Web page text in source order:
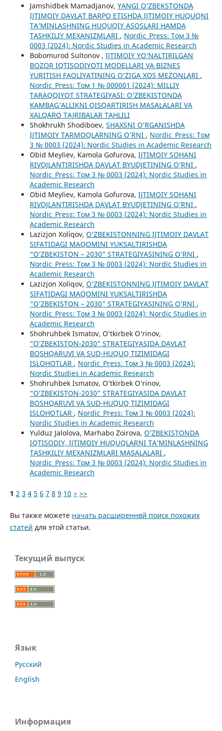
Jamshidbek Mamadjanov, YANGI O’ZBEKSTONDA
IJTIMOIY DAVLAT BARPO ETISHDA IJTIMOIY HUQUQNI
TA’MINLASHNING HUQUQIY ASOSLARI HAMDA
TASHKILIY MEXANIZMLARI , Nordic_Press: Том 3 №
0003 (2024): Nordic Studies in Academic Research
Bobomurod Sultonov , IJTIMOIY YO‘NALTIRILGAN
BOZOR IQTISODIYOTI MODELLARI VA BIZNES
YURITISH FAOLIYATINING O‘ZIGA XOS MEZONLARI ,
Nordic_Press: Том 1 № 000001 (2024): MILLIY
TARAQQIYOT STRATEGIYASI: O‘ZBEKISTONDA
KAMBAG‘ALLIKNI QISQARTIRISH MASALALARI VA
XALQARO TAJRIBALAR TAHLILI
Shokhrukh Shodiboev, SHAXSNI O’RGANISHDA
IJTIMOIY TARMOQLARNING O’RNI , Nordic_Press: Том
3 № 0003 (2024): Nordic Studies in Academic Research
Obid Meyliev, Kamola Gofurova, IJTIMOIY SOHANI
RIVOJLANTIRISHDA DAVLAT BYUDJETINING O’RNI ,
Nordic_Press: Том 3 № 0003 (2024): Nordic Studies in
Academic Research
Obid Meyliev, Kamola Gofurova, IJTIMOIY SOHANI
RIVOJLANTIRISHDA DAVLAT BYUDJETINING O’RNI ,
Nordic_Press: Том 3 № 0003 (2024): Nordic Studies in
Academic Research
Lazizjon Xoliqov, O’ZBEKISTONNING IJTIMOIY DAVLAT
SIFATIDAGI MAQOMINI YUKSALTIRISHDA
“O’ZBEKISTON – 2030” STRATEGIYASINING O’RNI ,
Nordic_Press: Том 3 № 0003 (2024): Nordic Studies in
Academic Research
Lazizjon Xoliqov, O’ZBEKISTONNING IJTIMOIY DAVLAT
SIFATIDAGI MAQOMINI YUKSALTIRISHDA
“O’ZBEKISTON – 2030” STRATEGIYASINING O’RNI ,
Nordic_Press: Том 3 № 0003 (2024): Nordic Studies in
Academic Research
Shohruhbek Ismatov, O’tkirbek O’rinov,
“O’ZBEKISTON-2030” STRATEGIYASIDA DAVLAT
BOSHQARUVI VA SUD-HUQUQ TIZIMIDAGI
ISLOHOTLAR , Nordic_Press: Том 3 № 0003 (2024):
Nordic Studies in Academic Research
Shohruhbek Ismatov, O’tkirbek O’rinov,
“O’ZBEKISTON-2030” STRATEGIYASIDA DAVLAT
BOSHQARUVI VA SUD-HUQUQ TIZIMIDAGI
ISLOHOTLAR , Nordic_Press: Том 3 № 0003 (2024):
Nordic Studies in Academic Research
Yulduz Jalolova, Marhabo Zoirova, O’ZBEKISTONDA
IQTISODIY, IJTIMOIY HUQUQLARNI TA’MINLASHNING
TASHKILIY MEXANIZMLARI MASALALARI ,
Nordic_Press: Том 3 № 0003 (2024): Nordic Studies in
Academic Research
1 2 3 4 5 6 7 8 9 10 > >>
Вы также можете начать расширеннвй поиск похожих
статей для этой статьи.
Текущий выпуск
Язык
Русский
English
Информация